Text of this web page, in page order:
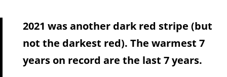
2021 was another dark red stripe (but
not the darkest red). The warmest 7
years on record are the last 7 years.